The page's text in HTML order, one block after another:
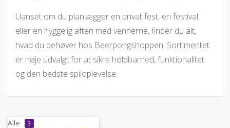
Uanset om du planlægger en privat fest, en festival
eller en hyggelig aften med vennerne, finder du alt,
hvad du behøver hos Beerpongshoppen. Sortimentet
er nøje udvalgt for at sikre holdbarhed, funktionalitet
og den bedste spiloplevelse.
Alle 3